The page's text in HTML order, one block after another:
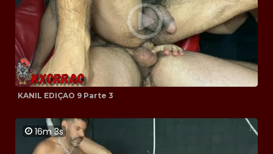
KANIL EDIÇAO 9 Parte 3
16m 3s